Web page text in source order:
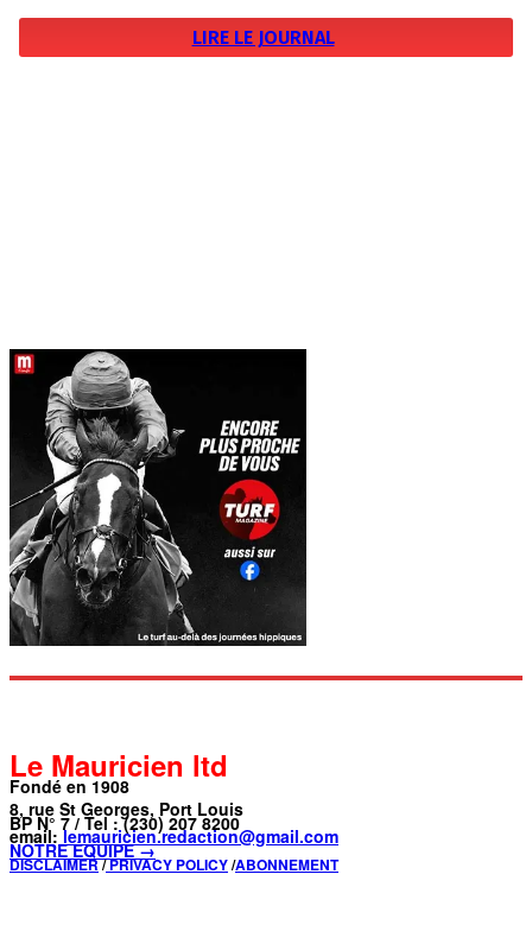
LIRE LE JOURNAL
Le Mauricien ltd
Fondé en 1908
8, rue St Georges, Port Louis
BP N° 7 / Tel : (230) 207 8200
email: lemauricien.redaction@gmail.com
NOTRE ÉQUIPE →
DISCLAIMER/PRIVACY POLICY/ABONNEMENT